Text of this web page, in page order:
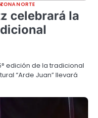
ZONA NORTE
celebrará la
edición de la tradicional
“Arde Juan” llevará